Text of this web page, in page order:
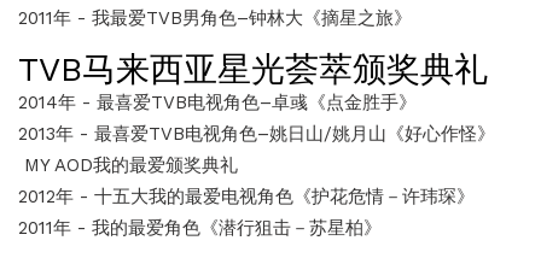
2011年 - 我最爱TVB男角色–钟林大《摘星之旅》
TVB马来西亚星光荟萃颁奖典礼
2014年 - 最喜爱TVB电视角色–卓彧《点金胜手》
2013年 - 最喜爱TVB电视角色–姚日山/姚月山《好心作怪》
MY AOD我的最爱颁奖典礼
2012年 - 十五大我的最爱电视角色《护花危情－许玮琛》
2011年 - 我的最爱角色《潜行狙击－苏星柏》